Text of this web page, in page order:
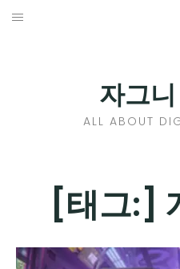
Skip
자그
ALL ABOUT
[태그:]
디지털트렌드